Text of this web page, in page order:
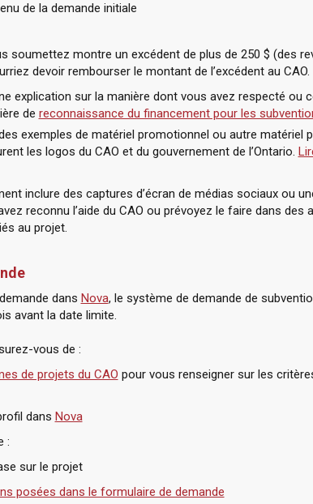
de la demande initiale
soumettez montre un excédent de plus de 250 $ (des
devoir rembourser le montant de l’excédent au CAO.
explication sur la manière dont vous avez respecté ou
de reconnaissance du financement pour les
exemples de matériel promotionnel ou autre matériel
les logos du CAO et du gouvernement de l’Ontario.
inclure des captures d’écran de médias sociaux ou
reconnu l’aide du CAO ou prévoyez le faire dans des
au projet.
dans Nova, le système de demande de
avant la date limite.
vous de :
de projets du CAO pour vous renseigner sur les
dans Nova
:
sur le projet
posées dans le formulaire de demande